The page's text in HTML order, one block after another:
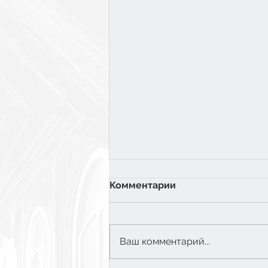
6 класс: Экватор
Комментарии
Ваш комментарий...